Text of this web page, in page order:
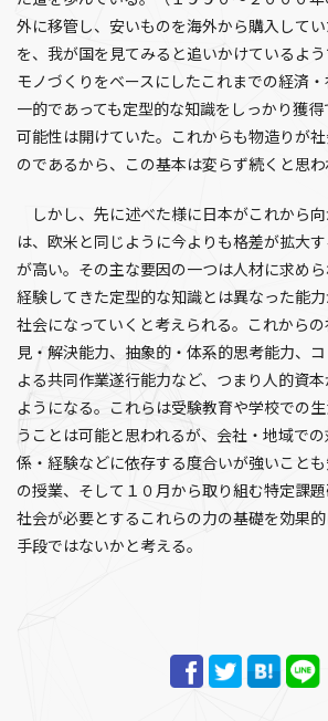
外に移管し、安いものを海外から購入して
を、我が国を見てみると追いかけているよ
モノづくりをベースにしたこれまでの経済
一的であっても定型的な知識をしっかり獲
可能性は開けていた。これからも物造りが
のであるから、この基本は変らず続くと思わ
しかし、先に述べた様に日本がこれから
は、欧米と同じように今よりも格差が拡大
が高い。その主な要因の一つは人材に求め
経験してきた定型的な知識とは異なった能
社会になっていくと考えられる。これから
見・解決能力、抽象的・体系的思考能力、
よる共同作業遂行能力など、つまり人的資
ようになる。これらは受験教育や学校での
うことは可能と思われるが、会社・地域で
係・経験などに依存する度合いが強いこと
の授業、そして１０月から取り組む特定課
社会が必要とするこれらの力の基礎を効果
手段ではないかと考える。